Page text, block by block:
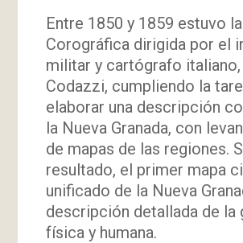
Entre 1850 y 1859 estuvo
Corográfica dirigida por el
militar y cartógrafo
Codazzi, cumpliendo la
elaborar una descripción
la Nueva Granada, con
de mapas de las regiones.
resultado, el primer mapa
unificado de la Nueva
descripción detallada de la
física y humana.